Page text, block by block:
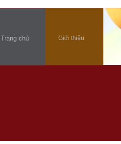
Trang chủ Giới thiệu